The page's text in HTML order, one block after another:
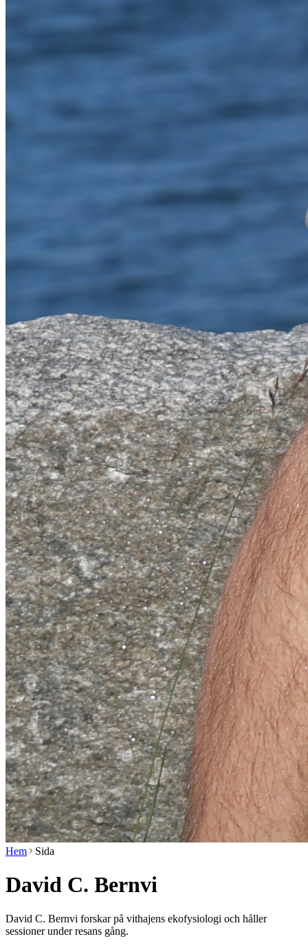
Hem Sida
David C. Bernvi
David C. Bernvi forskar på vithajens ekofysiologi och håller
sessioner under resans gång.